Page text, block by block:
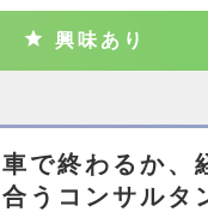
興味あり
車で終わるか
うコンサルタ